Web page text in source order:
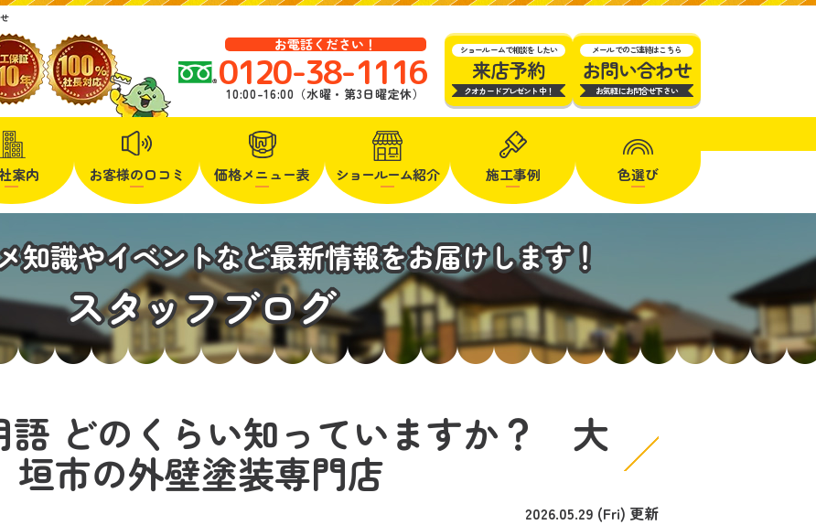
お電話ください！
0120-38-1116
10:00-16:00（水曜・第3日曜定休）
ショールームで相談をしたい
来店予約
クオカードプレゼント中！
メールでのご連絡はこちら
お問い合わせ
お気軽にお問合せ下さい
案内 お客様の口コミ 価格メニュー表 ショールーム紹介 施工事例 色選び
知識やイベントなど最新情報をお届けします！
スタッフブログ
語 どのくらい知っていますか？ 大
垣市の外壁塗装専門店
2026.05.29 (Fri) 更新